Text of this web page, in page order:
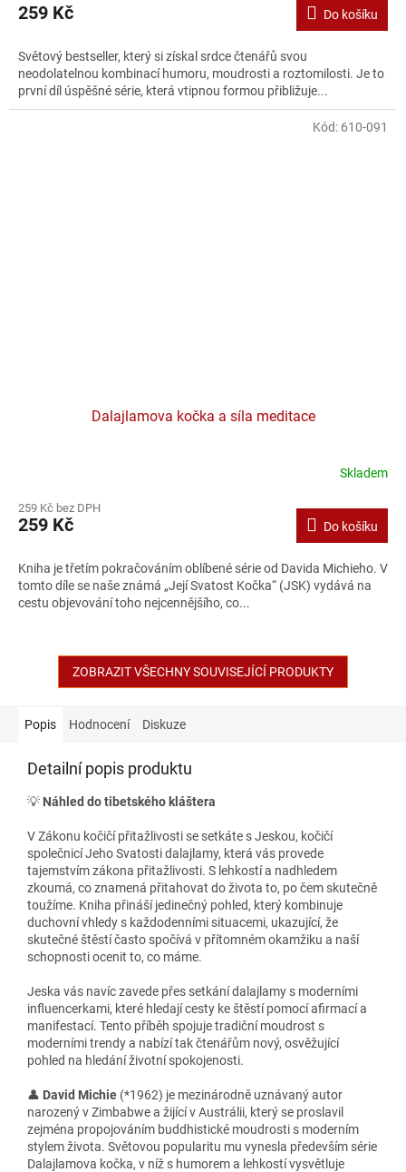
259 Kč Do košíku
Světový bestseller, který si získal srdce čtenářů svou
neodolatelnou kombinací humoru, moudrosti a roztomilosti. Je to
první díl úspěšné série, která vtipnou formou přibližuje...
Dalajlamova kočka a síla meditace
Skladem
259 Kč bez DPH
259 Kč Do košíku
Kniha je třetím pokračováním oblíbené série od Davida Michieho. V
tomto díle se naše známá „Její Svatost Kočka“ (JSK) vydává na
cestu objevování toho nejcennějšího, co...
Kód: 610-091
ZOBRAZIT VŠECHNY SOUVISEJÍCÍ PRODUKTY
Popis Hodnocení Diskuze
Detailní popis produktu
💡 Náhled do tibetského kláštera
V Zákonu kočičí přitažlivosti se setkáte s Jeskou, kočičí
společnicí Jeho Svatosti dalajlamy, která vás provede
tajemstvím zákona přitažlivosti. S lehkostí a nadhledem
zkoumá, co znamená přitahovat do života to, po čem skutečně
toužíme. Kniha přináší jedinečný pohled, který kombinuje
duchovní vhledy s každodenními situacemi, ukazující, že
skutečné štěstí často spočívá v přítomném okamžiku a naší
schopnosti ocenit to, co máme.
Jeska vás navíc zavede přes setkání dalajlamy s moderními
influencerkami, které hledají cesty ke štěstí pomocí afirmací a
manifestací. Tento příběh spojuje tradiční moudrost s
moderními trendy a nabízí tak čtenářům nový, osvěžující
pohled na hledání životní spokojenosti.
👤 David Michie (*1962) je mezinárodně uznávaný autor
narozený v Zimbabwe a žijící v Austrálii, který se proslavil
zejména propojováním buddhistické moudrosti s moderním
stylem života. Světovou popularitu mu vynesla především série
Dalajlamova kočka, v níž s humorem a lehkostí vysvětluje